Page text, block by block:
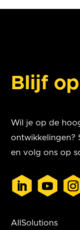
Blijf
Wil je op de
ontwikkelingen?
en volg ons op
AllSolutions